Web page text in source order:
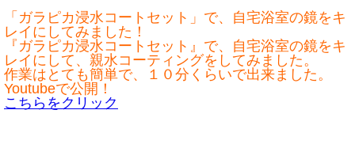
「ガラピカ浸水コートセット」で、自宅浴室の鏡をキ
レイにしてみました！
『ガラピカ浸水コートセット』で、自宅浴室の鏡をキ
レイにして、親水コーティングをしてみました。
作業はとても簡単で、１０分くらいで出来ました。
Youtubeで公開！
こちらをクリック